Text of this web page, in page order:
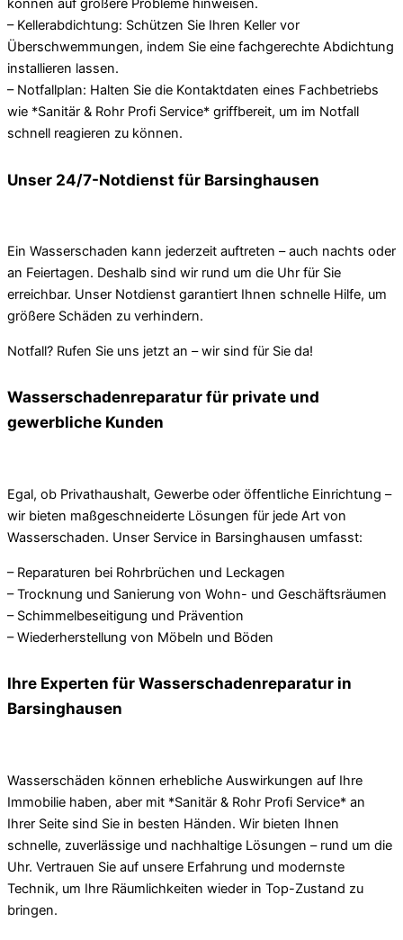
können auf größere Probleme hinweisen.
– Kellerabdichtung: Schützen Sie Ihren Keller vor
Überschwemmungen, indem Sie eine fachgerechte Abdichtung
installieren lassen.
– Notfallplan: Halten Sie die Kontaktdaten eines Fachbetriebs
wie *Sanitär & Rohr Profi Service* griffbereit, um im Notfall
schnell reagieren zu können.
Unser 24/7-Notdienst für Barsinghausen
Ein Wasserschaden kann jederzeit auftreten – auch nachts oder
an Feiertagen. Deshalb sind wir rund um die Uhr für Sie
erreichbar. Unser Notdienst garantiert Ihnen schnelle Hilfe, um
größere Schäden zu verhindern.
Notfall? Rufen Sie uns jetzt an – wir sind für Sie da!
Wasserschadenreparatur für private und
gewerbliche Kunden
Egal, ob Privathaushalt, Gewerbe oder öffentliche Einrichtung –
wir bieten maßgeschneiderte Lösungen für jede Art von
Wasserschaden. Unser Service in Barsinghausen umfasst:
– Reparaturen bei Rohrbrüchen und Leckagen
– Trocknung und Sanierung von Wohn- und Geschäftsräumen
– Schimmelbeseitigung und Prävention
– Wiederherstellung von Möbeln und Böden
Ihre Experten für Wasserschadenreparatur in
Barsinghausen
Wasserschäden können erhebliche Auswirkungen auf Ihre
Immobilie haben, aber mit *Sanitär & Rohr Profi Service* an
Ihrer Seite sind Sie in besten Händen. Wir bieten Ihnen
schnelle, zuverlässige und nachhaltige Lösungen – rund um die
Uhr. Vertrauen Sie auf unsere Erfahrung und modernste
Technik, um Ihre Räumlichkeiten wieder in Top-Zustand zu
bringen.